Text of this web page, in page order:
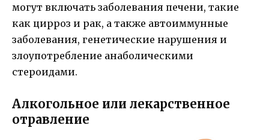
могут включать заболевания печени, такие
как цирроз и рак, а также автоиммунные
заболевания, генетические нарушения и
злоупотребление анаболическими
стероидами.
Алкогольное или лекарственное
отравление